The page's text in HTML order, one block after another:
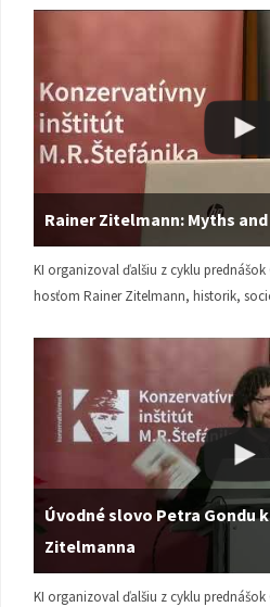
Rainer Zitelmann: Myths
KI organizoval ďalšiu z cyklu
hosťom Rainer Zitelmann, historik,
Úvodné slovo Petra Gondu
Zitelmanna
KI organizoval ďalšiu z cyklu